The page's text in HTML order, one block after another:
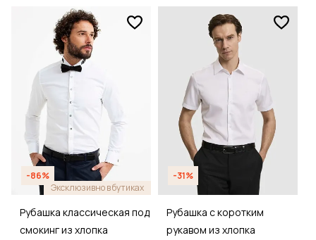
-86%
Эксклюзивно в бутиках
Рубашка классическая под
смокинг из хлопка
-31%
Рубашка с коротким
рукавом из хлопка